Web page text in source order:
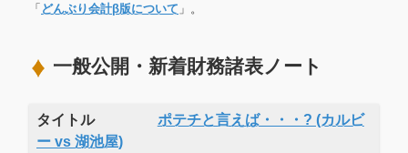
「 どんぶり会計β版について 」。
一般公開・新着財務諸表ノート
タイトル
ポテチと言えば・・・? (カルビ
ー vs 湖池屋)